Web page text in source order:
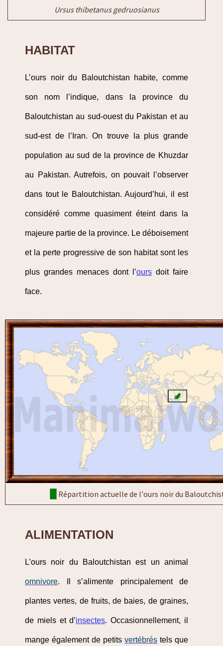
Ursus thibetanus gedruosianus
HABITAT
L’ours noir du Baloutchistan habite, comme
son nom l’indique, dans la province du
Baloutchistan au sud-ouest du Pakistan et au
sud-est de l’Iran. On trouve la plus grande
population au sud de la province de Khuzdar
au Pakistan. Autrefois, on pouvait l’observer
dans tout le Baloutchistan. Aujourd’hui, il est
considéré comme quasiment éteint dans la
majeure partie de la province. Le déboisement
et la perte progressive de son habitat sont les
plus grandes menaces dont l’ours doit faire
face.
Répartition actuelle de l'ours noir du
ALIMENTATION
L’ours noir du Baloutchistan est un animal
omnivore. Il s’alimente principalement de
plantes vertes, de fruits, de baies, de graines,
de miels et d’insectes. Occasionnellement, il
mange également de petits vertébrés tels que